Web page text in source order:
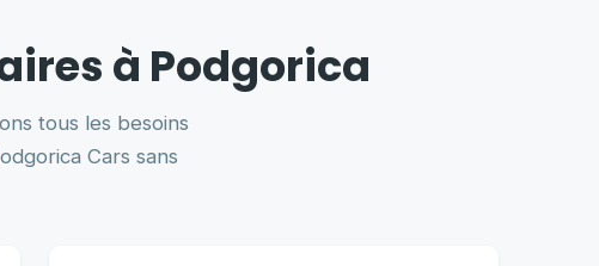
à Podgorica
tous les besoins
Cars sans